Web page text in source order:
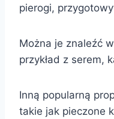
pierogi,
Można je znaleźć
przykład z serem,
Inną popularną
takie jak pieczone